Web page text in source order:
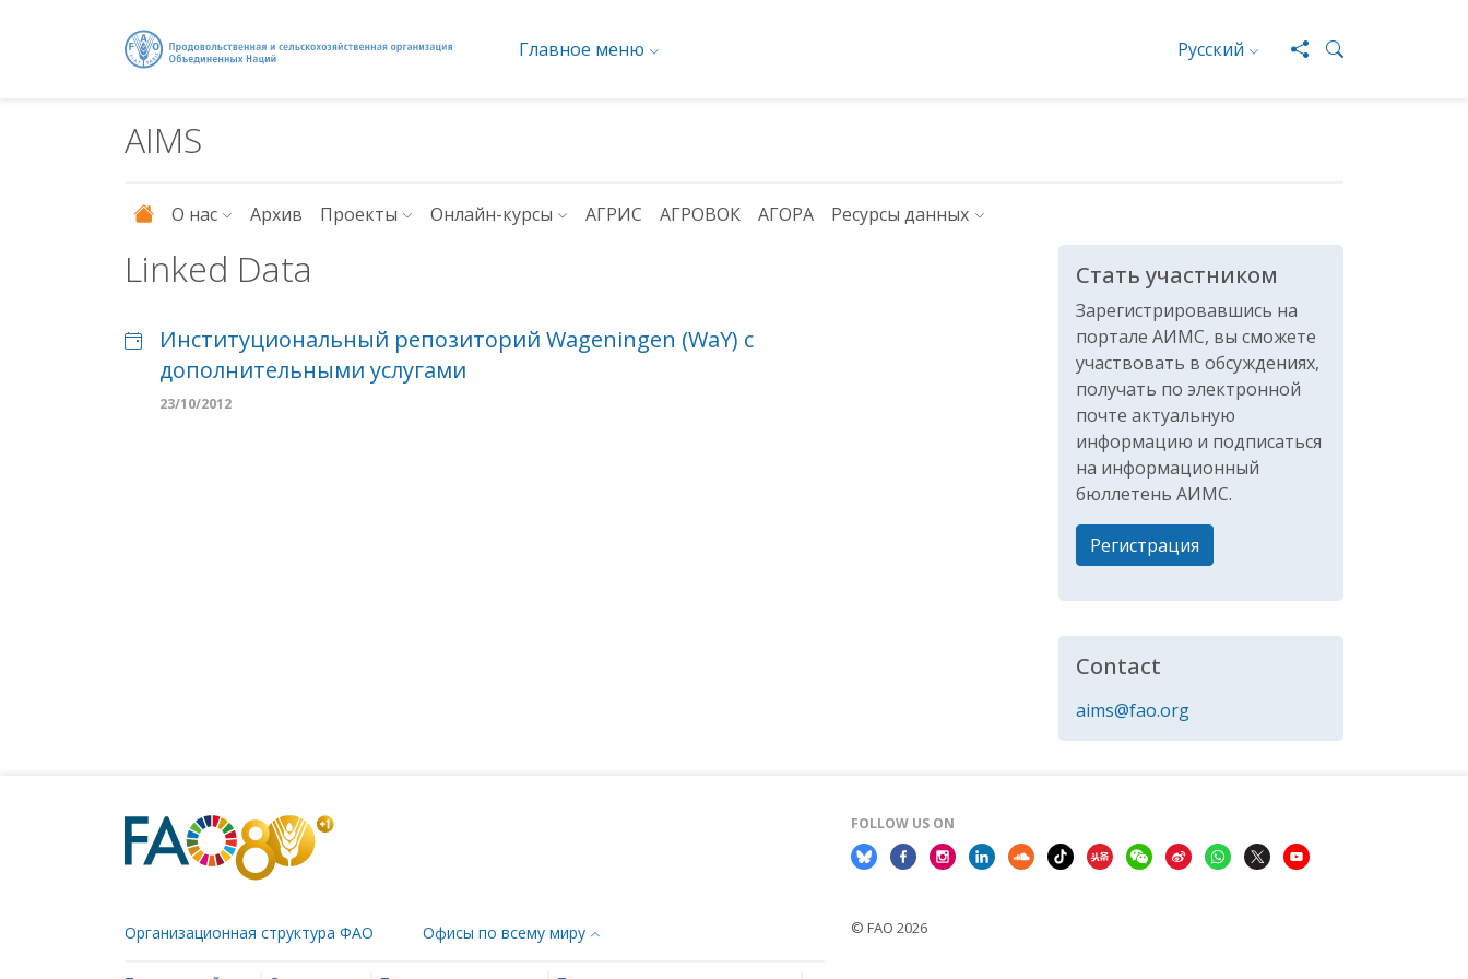
Главное меню
Русский
AIMS
О нас Архив Проекты Онлайн-курсы АГРИС АГРОВОК АГОРА Ресурсы данных
Linked Data
Институциональный репозиторий Wageningen (WaY) с
дополнительными услугами
23/10/2012
Стать участником
Зарегистрировавшись на
портале АИМС, вы сможете
участвовать в обсуждениях,
получать по электронной
почте актуальную
информацию и подписаться
на информационный
бюллетень АИМС.
Регистрация
Contact
aims@fao.org
FOLLOW US ON
Организационная структура ФАО Офисы по всему миру © FAO 2026